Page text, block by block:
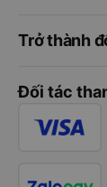
Trở thành
Đối tác